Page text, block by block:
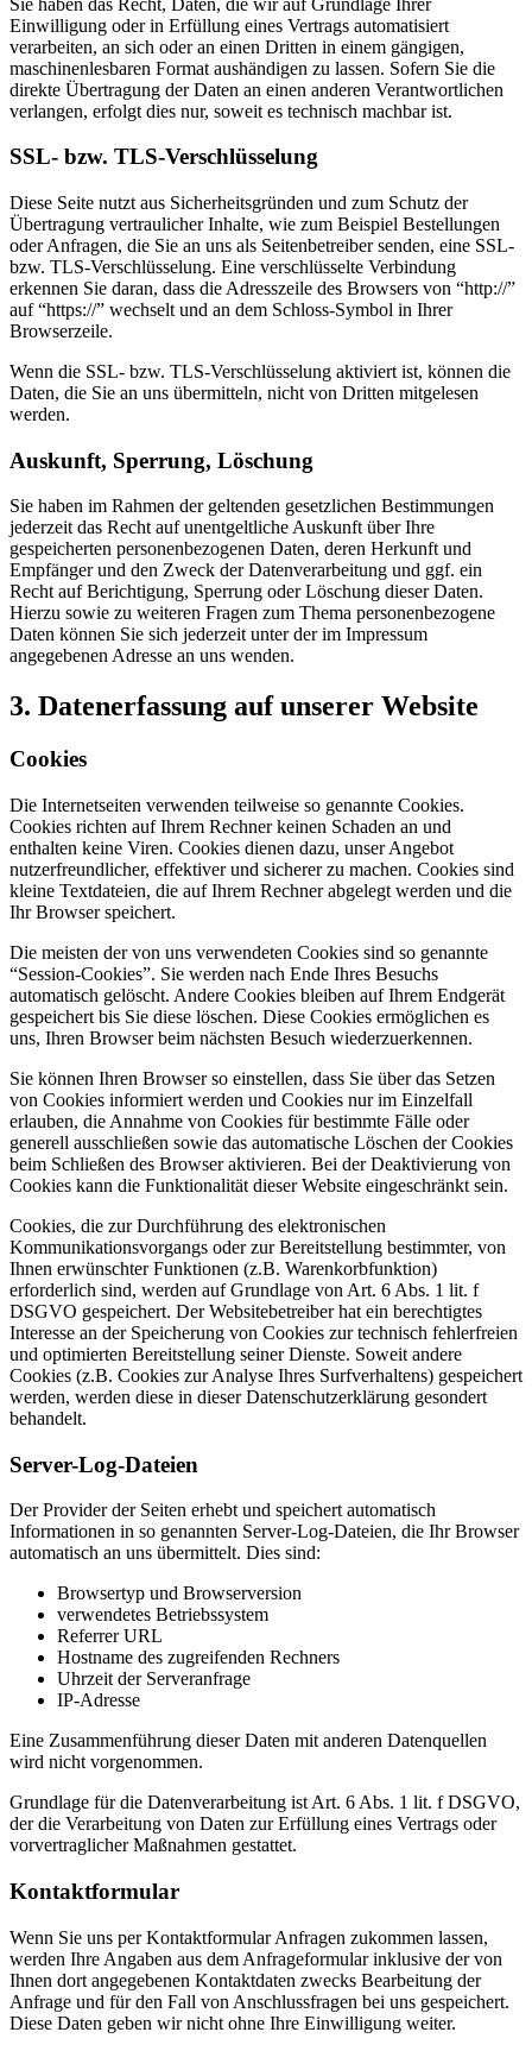
Einwilligung oder in Erfüllung eines Vertrags automatisiert
verarbeiten, an sich oder an einen Dritten in einem gängigen,
maschinenlesbaren Format aushändigen zu lassen. Sofern Sie die
direkte Übertragung der Daten an einen anderen Verantwortlichen
verlangen, erfolgt dies nur, soweit es technisch machbar ist.
SSL- bzw. TLS-Verschlüsselung
Diese Seite nutzt aus Sicherheitsgründen und zum Schutz der
Übertragung vertraulicher Inhalte, wie zum Beispiel Bestellungen
oder Anfragen, die Sie an uns als Seitenbetreiber senden, eine SSL-
bzw. TLS-Verschlüsselung. Eine verschlüsselte Verbindung
erkennen Sie daran, dass die Adresszeile des Browsers von “http://”
auf “https://” wechselt und an dem Schloss-Symbol in Ihrer
Browserzeile.
Wenn die SSL- bzw. TLS-Verschlüsselung aktiviert ist, können die
Daten, die Sie an uns übermitteln, nicht von Dritten mitgelesen
werden.
Auskunft, Sperrung, Löschung
Sie haben im Rahmen der geltenden gesetzlichen Bestimmungen
jederzeit das Recht auf unentgeltliche Auskunft über Ihre
gespeicherten personenbezogenen Daten, deren Herkunft und
Empfänger und den Zweck der Datenverarbeitung und ggf. ein
Recht auf Berichtigung, Sperrung oder Löschung dieser Daten.
Hierzu sowie zu weiteren Fragen zum Thema personenbezogene
Daten können Sie sich jederzeit unter der im Impressum
angegebenen Adresse an uns wenden.
3. Datenerfassung auf unserer Website
Cookies
Die Internetseiten verwenden teilweise so genannte Cookies.
Cookies richten auf Ihrem Rechner keinen Schaden an und
enthalten keine Viren. Cookies dienen dazu, unser Angebot
nutzerfreundlicher, effektiver und sicherer zu machen. Cookies sind
kleine Textdateien, die auf Ihrem Rechner abgelegt werden und die
Ihr Browser speichert.
Die meisten der von uns verwendeten Cookies sind so genannte
“Session-Cookies”. Sie werden nach Ende Ihres Besuchs
automatisch gelöscht. Andere Cookies bleiben auf Ihrem Endgerät
gespeichert bis Sie diese löschen. Diese Cookies ermöglichen es
uns, Ihren Browser beim nächsten Besuch wiederzuerkennen.
Sie können Ihren Browser so einstellen, dass Sie über das Setzen
von Cookies informiert werden und Cookies nur im Einzelfall
erlauben, die Annahme von Cookies für bestimmte Fälle oder
generell ausschließen sowie das automatische Löschen der Cookies
beim Schließen des Browser aktivieren. Bei der Deaktivierung von
Cookies kann die Funktionalität dieser Website eingeschränkt sein.
Cookies, die zur Durchführung des elektronischen
Kommunikationsvorgangs oder zur Bereitstellung bestimmter, von
Ihnen erwünschter Funktionen (z.B. Warenkorbfunktion)
erforderlich sind, werden auf Grundlage von Art. 6 Abs. 1 lit. f
DSGVO gespeichert. Der Websitebetreiber hat ein berechtigtes
Interesse an der Speicherung von Cookies zur technisch fehlerfreien
und optimierten Bereitstellung seiner Dienste. Soweit andere
Cookies (z.B. Cookies zur Analyse Ihres Surfverhaltens) gespeichert
werden, werden diese in dieser Datenschutzerklärung gesondert
behandelt.
Server-Log-Dateien
Der Provider der Seiten erhebt und speichert automatisch
Informationen in so genannten Server-Log-Dateien, die Ihr Browser
automatisch an uns übermittelt. Dies sind:
Browsertyp und Browserversion
verwendetes Betriebssystem
Referrer URL
Hostname des zugreifenden Rechners
Uhrzeit der Serveranfrage
IP-Adresse
Eine Zusammenführung dieser Daten mit anderen Datenquellen
wird nicht vorgenommen.
Grundlage für die Datenverarbeitung ist Art. 6 Abs. 1 lit. f DSGVO,
der die Verarbeitung von Daten zur Erfüllung eines Vertrags oder
vorvertraglicher Maßnahmen gestattet.
Kontaktformular
Wenn Sie uns per Kontaktformular Anfragen zukommen lassen,
werden Ihre Angaben aus dem Anfrageformular inklusive der von
Ihnen dort angegebenen Kontaktdaten zwecks Bearbeitung der
Anfrage und für den Fall von Anschlussfragen bei uns gespeichert.
Diese Daten geben wir nicht ohne Ihre Einwilligung weiter.